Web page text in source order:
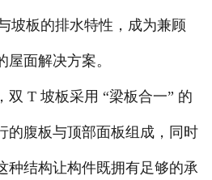
坡板的排水特性，成为兼顾
面解决方案。
T 坡板采用 “梁板合一” 的
的腹板与顶部面板组成，同时
种结构让构件既拥有足够的承